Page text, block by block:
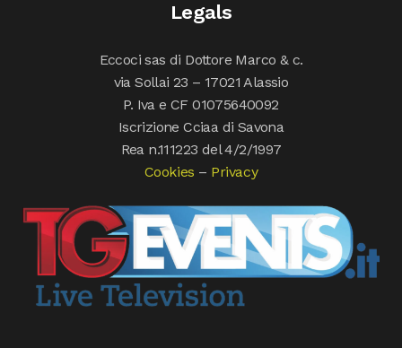
Legals
Eccoci sas di Dottore Marco & c.
via Sollai 23 – 17021 Alassio
P. Iva e CF 01075640092
Iscrizione Cciaa di Savona
Rea n.111223 del 4/2/1997
Cookies – Privacy